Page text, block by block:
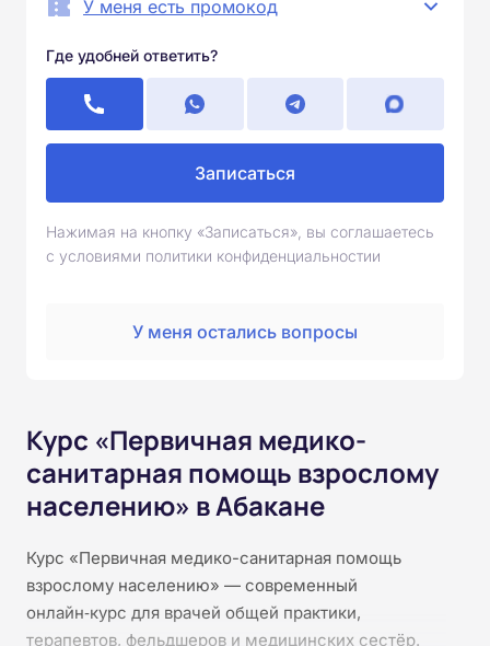
У меня есть промокод
Где удобней ответить?
Записаться
Нажимая на кнопку «Записаться», вы соглашаетесь
с условиями политики конфиденциальностии
У меня остались вопросы
Курс «Первичная медико-
санитарная помощь взрослому
населению» в Абакане
Курс «Первичная медико-санитарная помощь
взрослому населению» — современный
онлайн‑курс для врачей общей практики,
терапевтов, фельдшеров и медицинских сестёр.